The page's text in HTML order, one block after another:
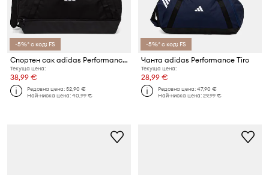
-5%* с код: FS
Спортен сак adidas Performance Tiro
Текуща цена:
38,99 €
Редовна цена:52,90 €
Най-ниска цена:40,99 €
-5%* с код: FS
Чанта adidas Performance Tiro
Текуща цена:
28,99 €
Редовна цена:47,90 €
Най-ниска цена:29,99 €